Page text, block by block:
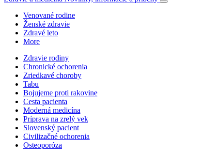
Venované rodine
Ženské zdravie
Zdravé leto
More
Zdravie rodiny
Chronické ochorenia
Zriedkavé choroby
Tabu
Bojujeme proti rakovine
Cesta pacienta
Moderná medicína
Príprava na zrelý vek
Slovenský pacient
Civilizačné ochorenia
Osteoporóza